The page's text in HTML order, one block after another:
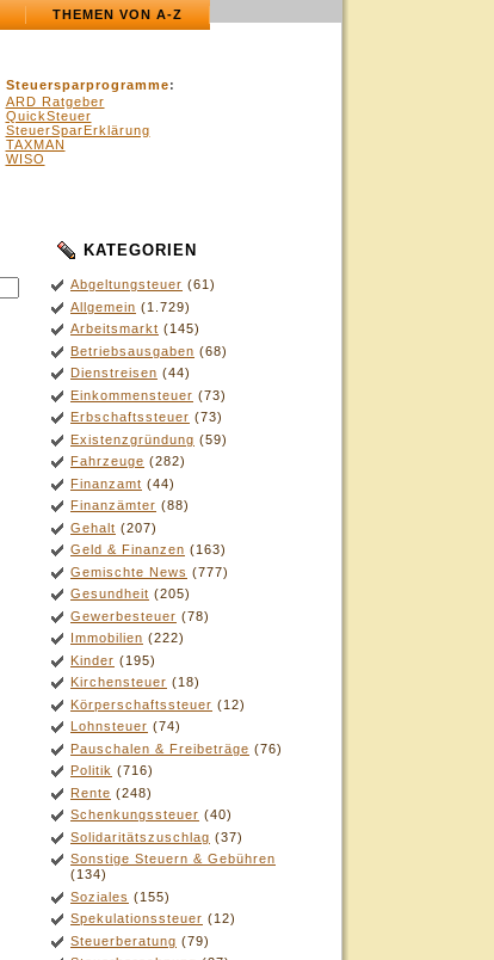
THEMEN VON A-Z
Steuersparprogramme:
ARD Ratgeber
QuickSteuer
SteuerSparErklärung
TAXMAN
WISO
KATEGORIEN
Abgeltungsteuer (61)
Allgemein (1.729)
Arbeitsmarkt (145)
Betriebsausgaben (68)
Dienstreisen (44)
Einkommensteuer (73)
Erbschaftssteuer (73)
Existenzgründung (59)
Fahrzeuge (282)
Finanzamt (44)
Finanzämter (88)
Gehalt (207)
Geld & Finanzen (163)
Gemischte News (777)
Gesundheit (205)
Gewerbesteuer (78)
Immobilien (222)
Kinder (195)
Kirchensteuer (18)
Körperschaftssteuer (12)
Lohnsteuer (74)
Pauschalen & Freibeträge (76)
Politik (716)
Rente (248)
Schenkungssteuer (40)
Solidaritätszuschlag (37)
Sonstige Steuern & Gebühren
(134)
Soziales (155)
Spekulationssteuer (12)
Steuerberatung (79)